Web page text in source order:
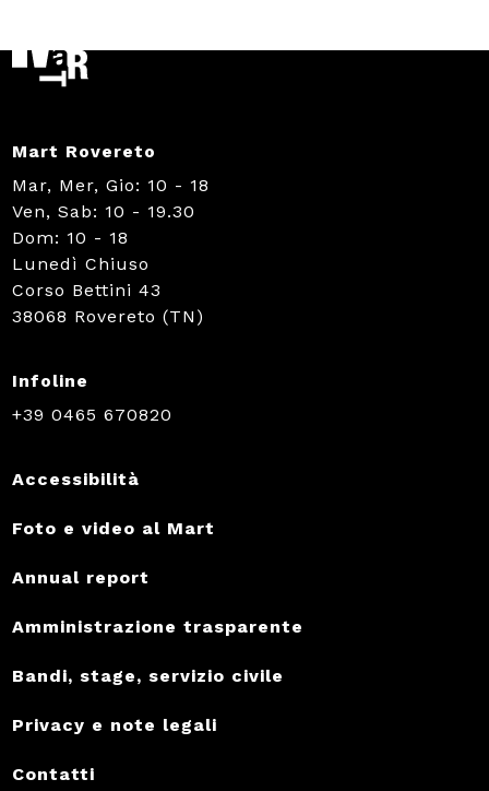
Mart Rovereto
Mar, Mer, Gio: 10 - 18
Ven, Sab: 10 - 19.30
Dom: 10 - 18
Lunedì Chiuso
Corso Bettini 43
38068 Rovereto (TN)
Infoline
+39 0465 670820
Accessibilità
Foto e video al Mart
Annual report
Amministrazione trasparente
Bandi, stage, servizio civile
Privacy e note legali
Contatti